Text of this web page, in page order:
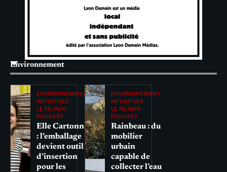
Environnement
ENVIRONNEMENT
INITIATIVES
LE FIL INFO
PODCAST
Elle Cartonne
: l’emballage
devient outil
d’insertion
pour les
ENVIRONNEMENT
INITIATIVES
LE FIL INFO
PODCAST
Rainbeau : du
mobilier
urbain
capable de
collecter l’eau